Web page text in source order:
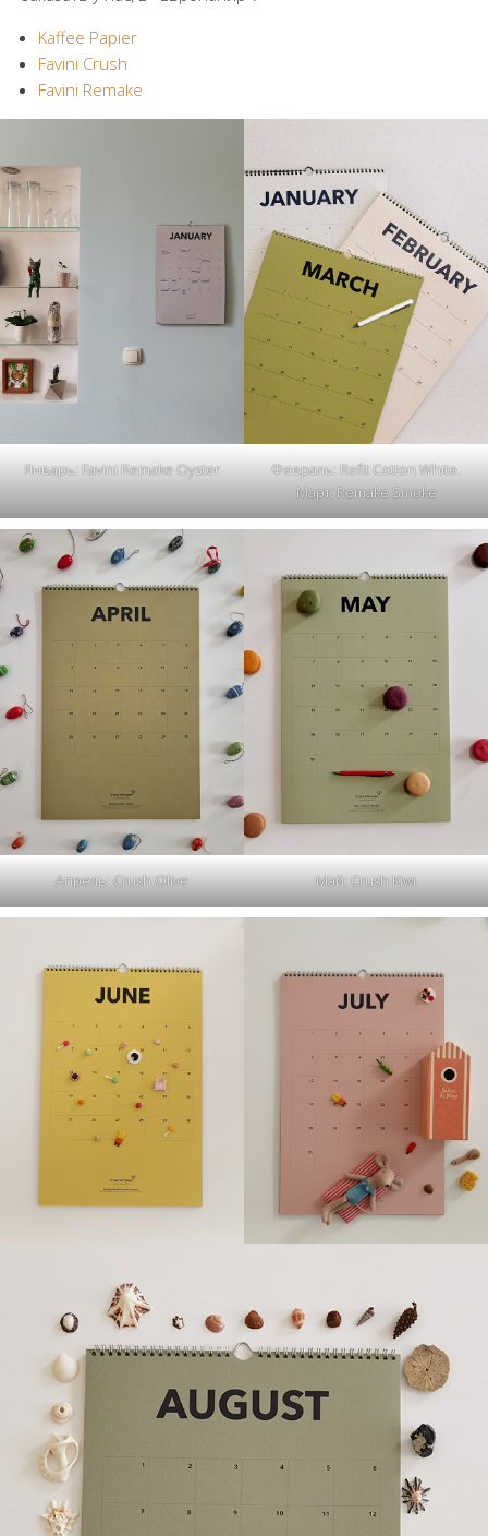
Kaffee Papier
Favini Crush
Favini Remake
Январь: Favini Remake Oyster
Февраль: Refit Cotton White.
Март: Remake Smoke
Апрель: Crush Olive Май: Crush Kiwi